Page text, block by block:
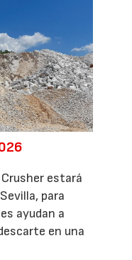
estará
para
ayudan a
en una